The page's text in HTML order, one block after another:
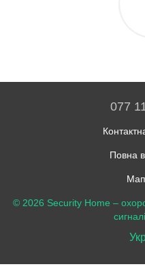
077
Повна
© 2026 Security Home –